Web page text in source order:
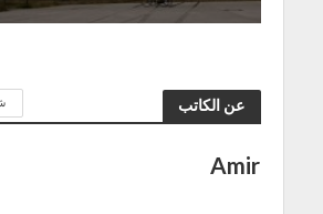
عن الكاتب
Amir